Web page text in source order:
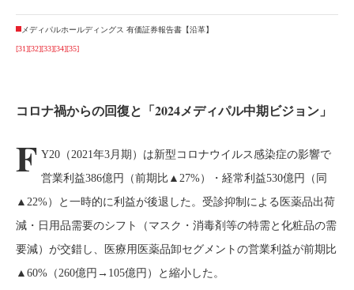
メディパルホールディングス 有価証券報告書【沿革】
[31][32][33][34][35]
コロナ禍からの回復と「2024メディパル中期ビジョン」
F Y20（2021年3月期）は新型コロナウイルス感染症の影響で
営業利益386億円（前期比▲27%）・経常利益530億円（同
▲22%）と一時的に利益が後退した。受診抑制による医薬品出荷
減・日用品需要のシフト（マスク・消毒剤等の特需と化粧品の需
要減）が交錯し、医療用医薬品卸セグメントの営業利益が前期比
▲60%（260億円→105億円）と縮小した。